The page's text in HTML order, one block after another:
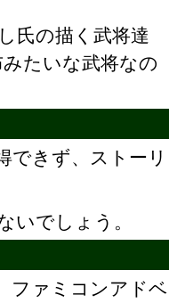
氏の描く武将達
たいな武将なの
できず、ストーリ
いでしょう。
ファミコンアドベ